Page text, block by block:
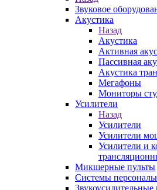
Звуковое
Акустика
Назад
Акустика
Активная
Пассивная
Акустика
Мегафоны
Мониторы
Усилители
Назад
Усилители
Усилители
Усилители и
Микшерные пульты
Системы